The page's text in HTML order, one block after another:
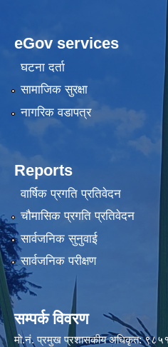
eGov services
घटना दर्ता
सामाजिक सुरक्षा
नागरिक वडापत्र
Reports
वार्षिक प्रगति प्रतिवेदन
चौमासिक प्रगति प्रतिवेदन
सार्वजनिक सुनुवाई
सार्वजनिक परीक्षण
सम्पर्क विवरण
मो.नं. प्रमुख प्रशासकीय अधिकृत: